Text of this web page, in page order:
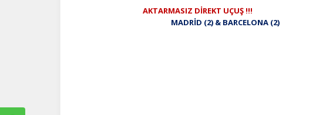
AKTARMASIZ DİREKT UÇUŞ !!!
MADRİD (2) & BARCELONA (2)